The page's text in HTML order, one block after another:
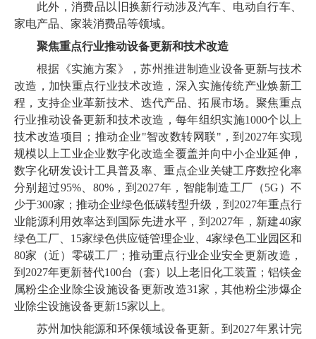
此外，消费品以旧换新行动涉及汽车、电动自行车、
家电产品、家装消费品等领域。
聚焦重点行业推动设备更新和技术改造
根据《实施方案》，苏州推进制造业设备更新与技术
改造，加快重点行业技术改造，深入实施传统产业焕新工
程，支持企业革新技术、迭代产品、拓展市场。聚焦重点
行业推动设备更新和技术改造，每年组织实施1000个以上
技术改造项目；推动企业"智改数转网联"，到2027年实现
规模以上工业企业数字化改造全覆盖并向中小企业延伸，
数字化研发设计工具普及率、重点企业关键工序数控化率
分别超过95%、80%，到2027年，智能制造工厂（5G）不
少于300家；推动企业绿色低碳转型升级，到2027年重点行
业能源利用效率达到国际先进水平，到2027年，新建40家
绿色工厂、15家绿色供应链管理企业、4家绿色工业园区和
80家（近）零碳工厂；推动重点行业企业安全更新改造，
到2027年更新替代100台（套）以上老旧化工装置；铝镁金
属粉尘企业除尘设施设备更新改造31家，其他粉尘涉爆企
业除尘设施设备更新15家以上。
苏州加快能源和环保领域设备更新。到2027年累计完